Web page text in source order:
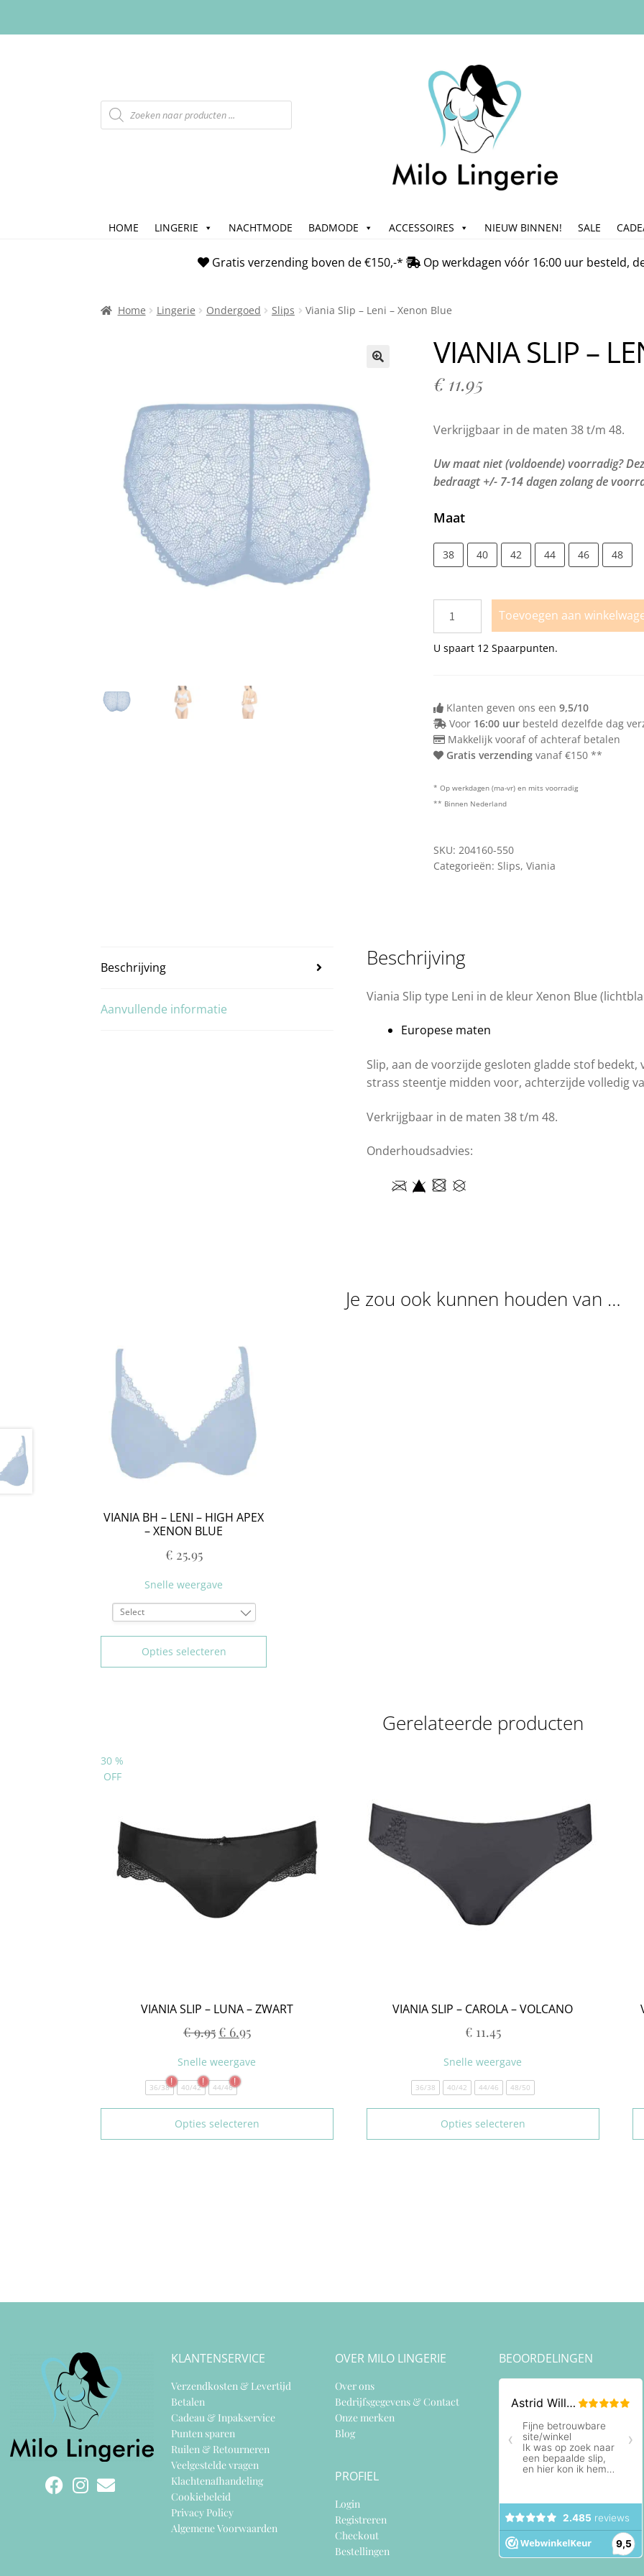
HOME LINGERIE NACHTMODE BADMODE ACCESSOIRES NIEUW BINNEN! SALE
Algemene VoorwaardenBedrijfsgegevens & ContactBetalenBlog Cadeau &
Gratis verzending boven de €150,-* Op werkdagen vóór 16:00 uur besteld,
Home Lingerie Ondergoed Slips Viania Slip – Leni – Xenon Blue
VIANIA SLIP –
€11.95
Verkrijgbaar in de maten 38 t/m 48.
Uw maat niet (voldoende) voorradig?
bedraagt +/- 7-14 dagen zolang de
Maat
38 40 42 44 46 48
Toevoegen aan
U spaart 12 Spaarpunten.
Klanten geven ons een 9,5/10
Voor 16:00 uurbesteld dezelfde dag
Makkelijk vooraf of achteraf betalen
Gratis verzendingvanaf €150 **
* Op werkdagen (ma-vr) en mits voorradig
** Binnen Nederland
SKU: 204160-550
Categorieën: Slips, Viania
Beschrijving
Aanvullende informatie
Beschrijving
Viania Slip type Leni in de kleur Xenon Blue
Europese maten
Slip, aan de voorzijde gesloten gladde stof bedekt,
strass steentje midden voor, achterzijde volledig
Verkrijgbaar in de maten 38 t/m 48.
Onderhoudsadvies:
Je zou ook kunnen houden van …
VIANIA BH – LENI – HIGH APEX
– XENON BLUE
€ 25.95
Opties selecteren
Snelle weergave
Select
90C
75D
80D
90D
75G
Gerelateerde producten
VIANIA SLIP – LUNA – ZWART
30%
OFF
€9.95 € 6.95
Opties selecteren
Snelle weergave
36/38 40/42 44/46
VIANIA SLIP – CAROLA – VOLCANO
€ 11.45
Opties selecteren
Snelle weergave
36/38 40/42 44/46 48/50
KLANTENSERVICE
Verzendkosten & Levertijd
Betalen
Cadeau & Inpakservice
Punten sparen
Ruilen & Retourneren
Veelgestelde vragen
Klachtenafhandeling
Cookiebeleid
Privacy Policy
Algemene Voorwaarden
OVER MILO LINGERIE
Over ons
Bedrijfsgegevens & Contact
Onze merken
Blog
PROFIEL
Login
Registreren
Checkout
Bestellingen
BEOORDELINGEN